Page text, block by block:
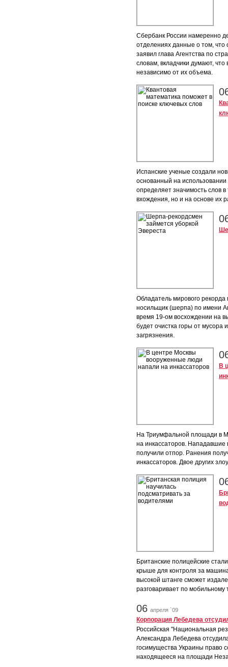
Сбербанк России намеренно
отделениях данные о том, что
заявил глава Агентства по
словам, вкладчики думают,
независимо от их объема.
Испанские ученые создали
основанный на
определяет значимость слов в
вхождения, но и на основе их
Обладатель мирового рекорда
носильщик (шерпа) по имени
время 19-ом восхождении на
будет очистка горы от мусора
загрязнения.
В
На Триумфальной площади в
на инкассаторов. Нападавшие
получили отпор. Ранения
инкассаторов. Двое других
Британские полицейские
крыше для контроля за
высокой штанге сможет
разговаривает по
06 апреля `09
Корпорация Лебедева
Российская "Национальная
Александра Лебедева
госимущества Украины право
находящееся на площади